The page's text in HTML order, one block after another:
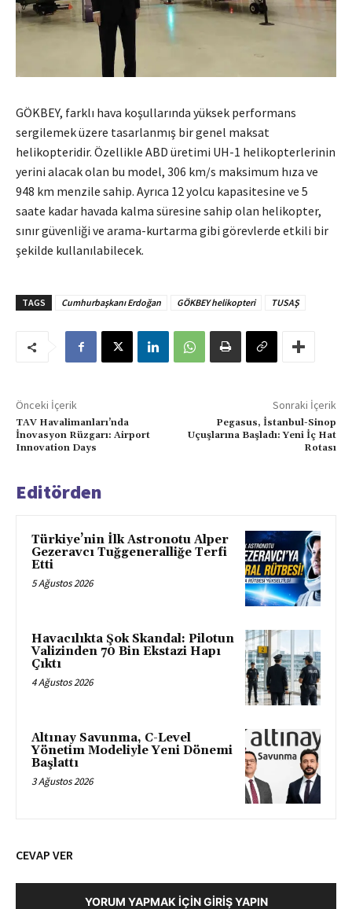
GÖKBEY, farklı hava koşullarında yüksek performans
sergilemek üzere tasarlanmış bir genel maksat
helikopteridir. Özellikle ABD üretimi UH-1 helikopterlerinin
yerini alacak olan bu model, 306 km/s maksimum hıza ve
948 km menzile sahip. Ayrıca 12 yolcu kapasitesine ve 5
saate kadar havada kalma süresine sahip olan helikopter,
sınır güvenliği ve arama-kurtarma gibi görevlerde etkili bir
şekilde kullanılabilecek.
TAGS Cumhurbaşkanı Erdoğan GÖKBEY helikopteri TUSAŞ
Önceki İçerik
TAV Havalimanları’nda
İnovasyon Rüzgarı: Airport
Innovation Days
Sonraki İçerik
Pegasus, İstanbul-Sinop
Uçuşlarına Başladı: Yeni İç Hat
Rotası
Editörden
Türkiye’nin İlk Astronotu Alper
Gezeravcı Tuğgeneralliğe Terfi
Etti
5 Ağustos 2026
Havacılıkta Şok Skandal: Pilotun
Valizinden 70 Bin Ekstazi Hapı
Çıktı
4 Ağustos 2026
Altınay Savunma, C-Level
Yönetim Modeliyle Yeni Dönemi
Başlattı
3 Ağustos 2026
CEVAP VER
YORUM YAPMAK İÇIN GIRIŞ YAPIN